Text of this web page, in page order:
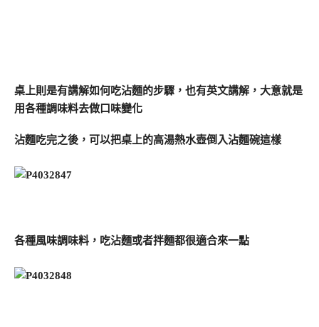
桌上則是有講解如何吃沾麵的步驟，也有英文講解，大意就是
用各種調味料去做口味變化
沾麵吃完之後，可以把桌上的高湯熱水壺倒入沾麵碗這樣
各種風味調味料，吃沾麵或者拌麵都很適合來一點